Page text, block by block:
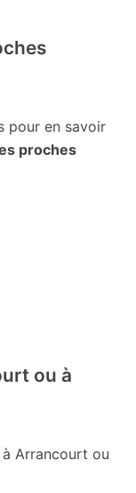
pour en savoir
proches
ou à
à Arrancourt ou